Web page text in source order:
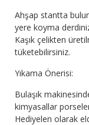
Ahşap stantta
yere koyma
Kaşık çelikten
tüketebilirsiniz.
Yıkama Önerisi:
Bulaşık
kimyasallar
Hediyelen olarak